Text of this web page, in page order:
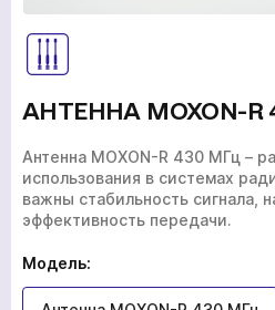
АНТЕННА MOXON-R
Антенна MOXON-R 430 МГц –
использования в системах
важны стабильность сигнала,
эффективность передачи.
Модель: